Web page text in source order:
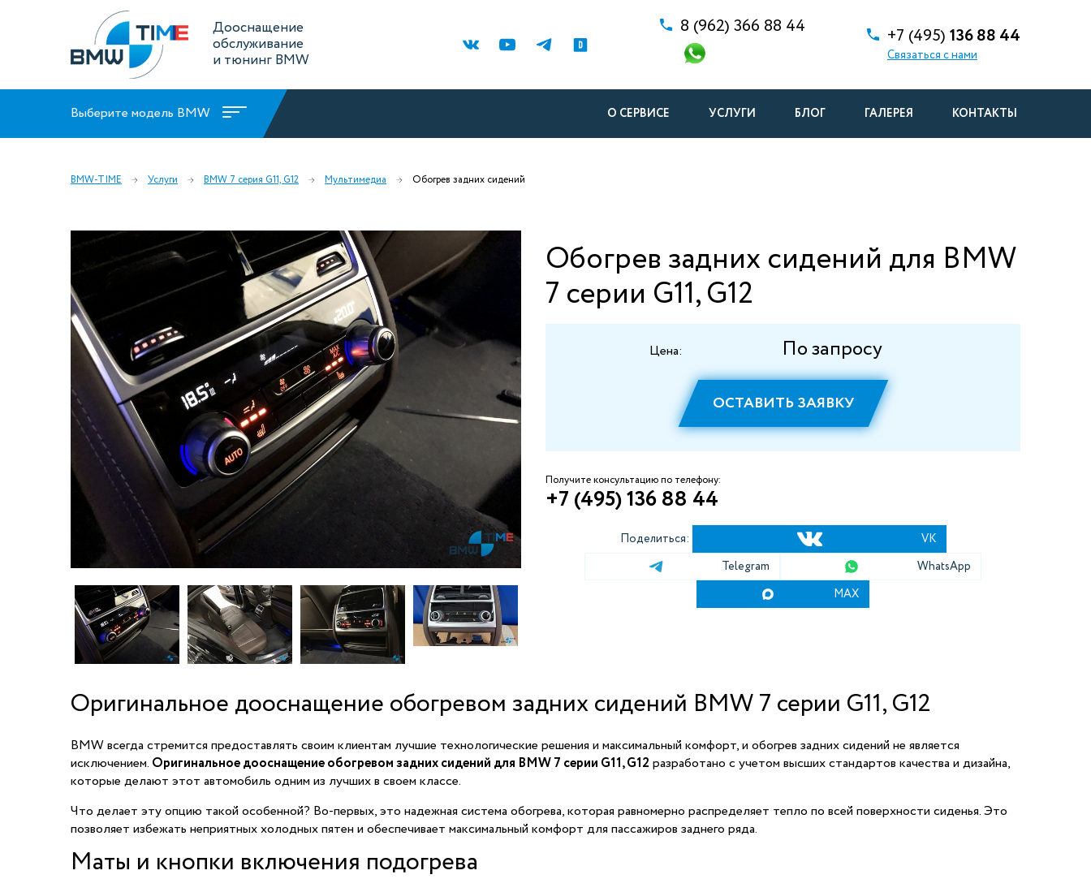
Дооснащение
обслуживание
и тюнинг BMW
8 (962) 366 88 44 +7 (495) 136 88 44
Связаться с нами
Выберите модель BMW О СЕРВИСЕ УСЛУГИ БЛОГ ГАЛЕРЕЯ КОНТАКТЫ
BMW-TIME Услуги BMW 7 серия G11, G12 Мультимедиа Обогрев задних сидений
Обогрев задних сидений для BMW
7 серии G11, G12
Цена: По запросу
ОСТАВИТЬ ЗАЯВКУ
Получите консультацию по телефону:
+7 (495) 136 88 44
Поделиться:
VK
Telegram
WhatsApp
MAX
Оригинальное дооснащение обогревом задних сидений BMW 7 серии G11, G12
BMW всегда стремится предоставлять своим клиентам лучшие технологические решения и максимальный комфорт, и обогрев задних сидений не является
исключением. Оригинальное дооснащение обогревом задних сидений для BMW 7 серии G11, G12 разработано с учетом высших стандартов качества и дизайна,
которые делают этот автомобиль одним из лучших в своем классе.
Что делает эту опцию такой особенной? Во-первых, это надежная система обогрева, которая равномерно распределяет тепло по всей поверхности сиденья. Это
позволяет избежать неприятных холодных пятен и обеспечивает максимальный комфорт для пассажиров заднего ряда.
Маты и кнопки включения подогрева